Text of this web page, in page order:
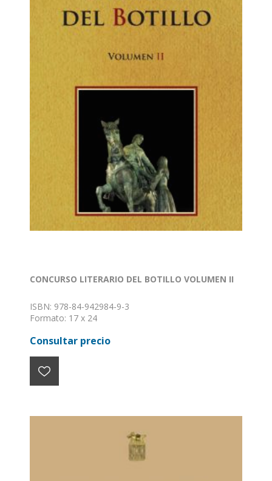
CONCURSO LITERARIO DEL BOTILLO VOLUMEN II
ISBN: 978-84-942984-9-3
Formato: 17 x 24
Encuadernación: Rústica tapa dura
Consultar precio